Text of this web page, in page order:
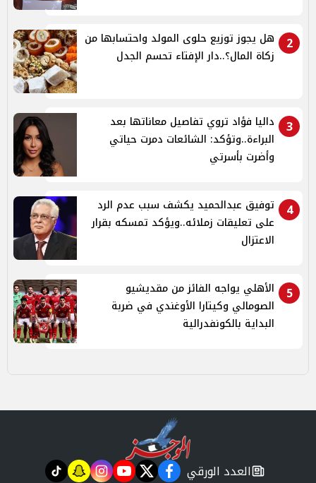
2
هل يجوز توزيع حلوى المولد واحتسابها من
زكاة المال؟..دار الإفتاء تحسم الجدل
3
داليا فؤاد تروي تفاصيل معاناتها بعد
البراءة..وتؤكد: الشائعات دمرت حياتي
وأضرت بأسرتي
4
توفيق عبدالحميد يكشف سبب عدم الرد
على تعليقات زملائه..ويؤكد تمسكه بقرار
الاعتزال
5
الأهلي يواجه الفائز من مقديشيو
الصومالي وكيتارا الأوغندي في ضربة
البداية بالكونفدرالية
newspaper
العدد الورقي facebook
twitter
youtube
instagram
snapchat
tiktok